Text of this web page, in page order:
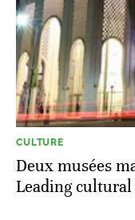
CULTURE
Deux musées
Leading